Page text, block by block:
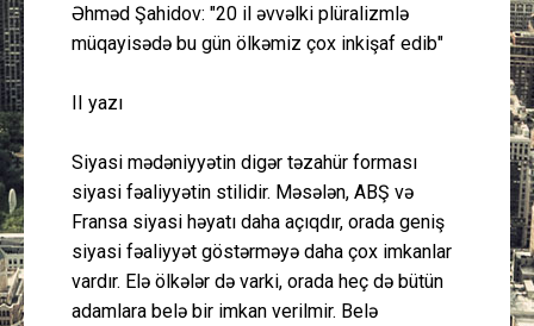
Gündəm
Əlaqə
Əhməd Şahidov: "20 il əvvəlki plüralizmlə
müqayisədə bu gün ölkəmiz çox inkişaf edib"
II yazı
Siyasi mədəniyyətin digər təzahür forması
siyasi fəaliyyətin stilidir. Məsələn, ABŞ və
Fransa siyasi həyatı daha açıqdır, orada geniş
siyasi fəaliyyət göstərməyə daha çox imkanlar
vardır. Elə ölkələr də varki, orada heç də bütün
adamlara belə bir imkan verilmir. Belə